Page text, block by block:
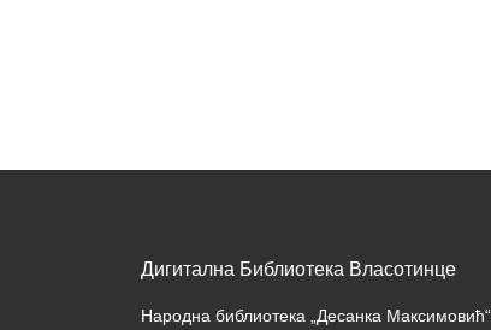
Дигитална Библиотека Власотинце
Народна библиотека „Десанка Максимовић“